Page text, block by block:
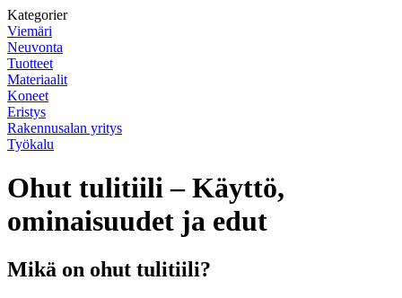
Kategorier
Viemäri
Neuvonta
Tuotteet
Materiaalit
Koneet
Eristys
Rakennusalan yritys
Työkalu
Ohut tulitiili – Käyttö,
ominaisuudet ja edut
Mikä on ohut tulitiili?